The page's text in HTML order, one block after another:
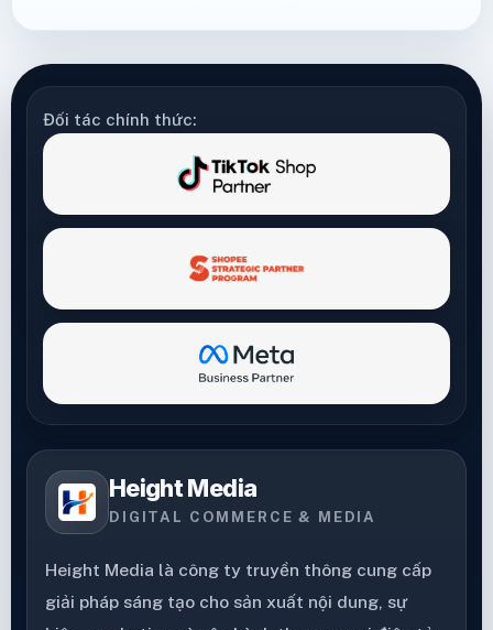
Đối tác chính thức:
Height Media
DIGITAL COMMERCE & MEDIA
Height Media là công ty truyền thông cung cấp
giải pháp sáng tạo cho sản xuất nội dung, sự